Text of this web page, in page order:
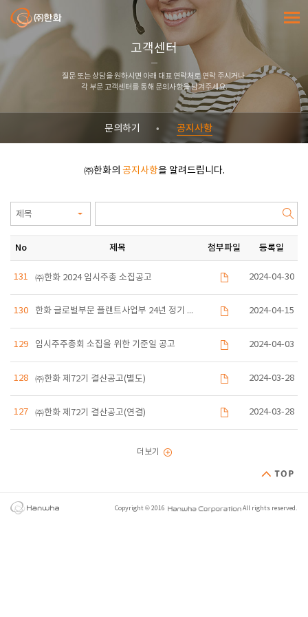
㈜한화 전체
고객센터
질문 또는 상담을 원하시면 아래 대표 연락처로 연락 주시거나
각 부문 고객센터를 통해 문의사항을 남겨주세요.
문의하기 공지사항
㈜한화의 공지사항을 알려드립니다.
No 제목 첨부파일 등록일
131 ㈜한화 2024 임시주총 소집공고 2024-04-30
130 한화 글로벌부문 플랜트사업부 24년 정기 신규협력사 모집 공고 2024-04-15
129 임시주주총회 소집을 위한 기준일 공고 2024-04-03
128 ㈜한화 제72기 결산공고(별도) 2024-03-28
127 ㈜한화 제72기 결산공고(연결) 2024-03-28
더보기
Copyright © 2016 All rights reserved.